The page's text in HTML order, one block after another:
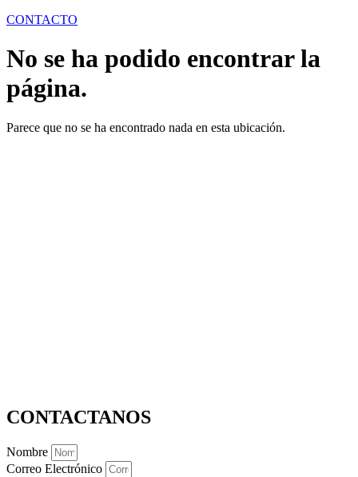
CONTACTO
No se ha podido encontrar la
página.
Parece que no se ha encontrado nada en esta ubicación.
CONTACTANOS
Nombre
Correo Electrónico